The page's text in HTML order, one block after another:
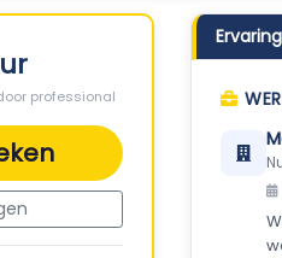
professional